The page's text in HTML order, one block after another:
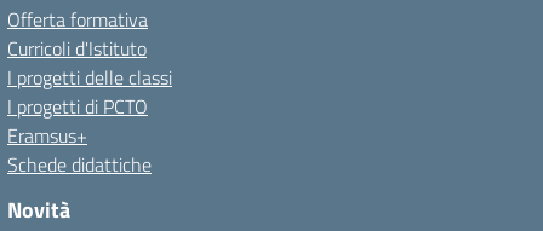
Offerta formativa
Curricoli d'Istituto
I progetti delle classi
I progetti di PCTO
Eramsus+
Schede didattiche
Novità